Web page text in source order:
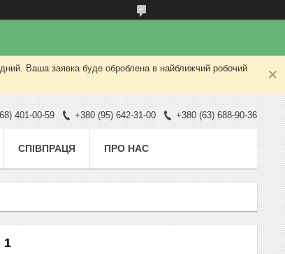
Ваша заявка буде оброблена в найближчий робочий
401-00-59 +380 (95) 642-31-00 +380 (63) 688-90-36
СПІВПРАЦЯ ПРО НАС
1